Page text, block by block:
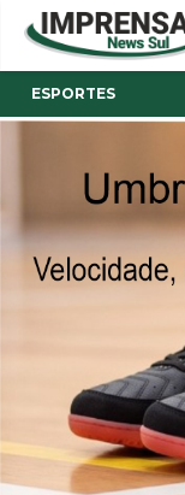
ESPORTES
Nicolas
para
de